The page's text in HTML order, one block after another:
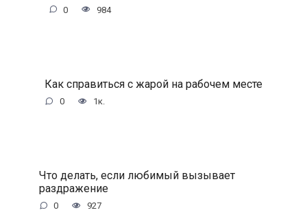
0 984
Как справиться с жарой на рабочем месте
0 1к.
Что делать, если любимый вызывает
раздражение
0 927